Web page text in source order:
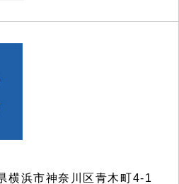
浜市神奈川区青木町4-1